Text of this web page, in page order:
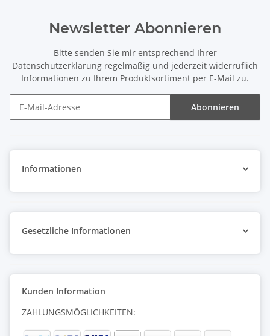
Newsletter Abonnieren
Bitte senden Sie mir entsprechend Ihrer
Datenschutzerklärung regelmäßig und jederzeit widerruflich
Informationen zu Ihrem Produktsortiment per E-Mail zu.
Abonnieren
Informationen
Gesetzliche Informationen
Kunden Information
ZAHLUNGSMÖGLICHKEITEN: